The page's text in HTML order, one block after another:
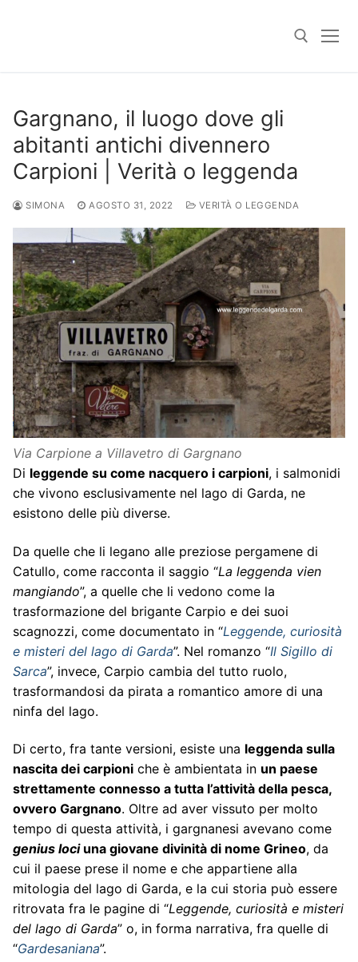
Gargnano, il luogo dove gli
abitanti antichi divennero
Carpioni | Verità o leggenda
SIMONA AGOSTO 31, 2022 VERITÀ O LEGGENDA
Via Carpione a Villavetro di Gargnano
Di leggende su come nacquero i carpioni, i salmonidi
che vivono esclusivamente nel lago di Garda, ne
esistono delle più diverse.
Da quelle che li legano alle preziose pergamene di
Catullo, come racconta il saggio “La leggenda vien
mangiando”, a quelle che li vedono come la
trasformazione del brigante Carpio e dei suoi
scagnozzi, come documentato in “Leggende, curiosità
e misteri del lago di Garda”. Nel romanzo “Il Sigillo di
Sarca”, invece, Carpio cambia del tutto ruolo,
trasformandosi da pirata a romantico amore di una
ninfa del lago.
Di certo, fra tante versioni, esiste una leggenda sulla
nascita dei carpioni che è ambientata in un paese
strettamente connesso a tutta l’attività della pesca,
ovvero Gargnano. Oltre ad aver vissuto per molto
tempo di questa attività, i gargnanesi avevano come
genius lociuna giovane divinità di nome Grineo, da
cui il paese prese il nome e che appartiene alla
mitologia del lago di Garda, e la cui storia può essere
ritrovata fra le pagine di “Leggende, curiosità e misteri
del lago di Garda” o, in forma narrativa, fra quelle di
“Gardesaniana”.